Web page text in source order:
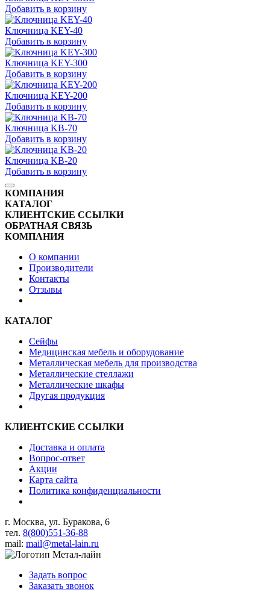
Добавить в корзину
Ключница KEY-40
Добавить в корзину
Ключница KEY-300
Добавить в корзину
Ключница KEY-200
Добавить в корзину
Ключница KB-70
Добавить в корзину
Ключница KB-20
Добавить в корзину
КОМПАНИЯ
КАТАЛОГ
КЛИЕНТСКИЕ ССЫЛКИ
ОБРАТНАЯ СВЯЗЬ
КОМПАНИЯ
О компании
Производители
Контакты
Отзывы
КАТАЛОГ
Сейфы
Медицинская мебель и оборудование
Металлическая мебель для производства
Металлические стеллажи
Металлические шкафы
Другая продукция
КЛИЕНТСКИЕ ССЫЛКИ
Доставка и оплата
Вопрос-ответ
Акции
Карта сайта
Политика конфиденциальности
г. Москва, ул. Буракова, 6
тел. 8(800)551-36-88
mail: mail@metal-lain.ru
Задать вопрос
Заказать звонок